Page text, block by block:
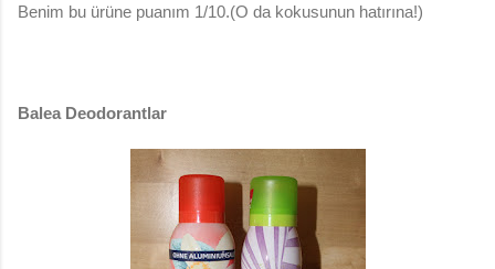
Benim bu ürüne puanım 1/10.(O da kokusunun hatırına!)
Balea Deodorantlar